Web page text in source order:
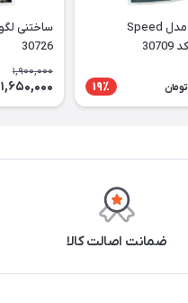
ساختنی لگو مدل Speed
تومان 19٪
30726
1,900,000
1,650,000
ضمانت اصالت کالا